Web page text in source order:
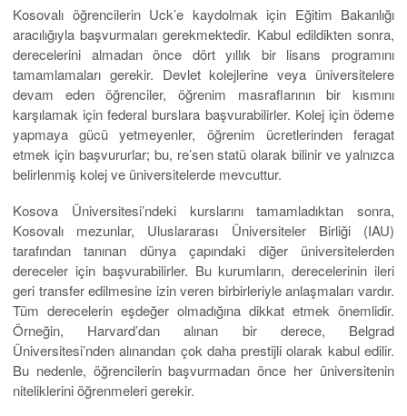
Kosovalı öğrencilerin Uck’e kaydolmak için Eğitim Bakanlığı
aracılığıyla başvurmaları gerekmektedir. Kabul edildikten sonra,
derecelerini almadan önce dört yıllık bir lisans programını
tamamlamaları gerekir. Devlet kolejlerine veya üniversitelere
devam eden öğrenciler, öğrenim masraflarının bir kısmını
karşılamak için federal burslara başvurabilirler. Kolej için ödeme
yapmaya gücü yetmeyenler, öğrenim ücretlerinden feragat
etmek için başvururlar; bu, re’sen statü olarak bilinir ve yalnızca
belirlenmiş kolej ve üniversitelerde mevcuttur.
Kosova Üniversitesi’ndeki kurslarını tamamladıktan sonra,
Kosovalı mezunlar, Uluslararası Üniversiteler Birliği (IAU)
tarafından tanınan dünya çapındaki diğer üniversitelerden
dereceler için başvurabilirler. Bu kurumların, derecelerinin ileri
geri transfer edilmesine izin veren birbirleriyle anlaşmaları vardır.
Tüm derecelerin eşdeğer olmadığına dikkat etmek önemlidir.
Örneğin, Harvard’dan alınan bir derece, Belgrad
Üniversitesi’nden alınandan çok daha prestijli olarak kabul edilir.
Bu nedenle, öğrencilerin başvurmadan önce her üniversitenin
niteliklerini öğrenmeleri gerekir.